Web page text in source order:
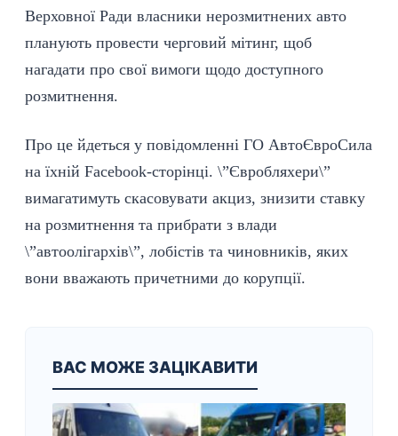
Верховної Ради власники нерозмитнених авто
планують провести черговий мітинг, щоб
нагадати про свої вимоги щодо доступного
розмитнення.
Про це йдеться у повідомленні ГО АвтоЄвроСила
на їхній Facebook-сторінці. \”Євробляхери\”
вимагатимуть скасовувати акциз, знизити ставку
на розмитнення та прибрати з влади
\”автоолігархів\”, лобістів та чиновників, яких
вони вважають причетними до корупції.
ВАС МОЖЕ ЗАЦІКАВИТИ